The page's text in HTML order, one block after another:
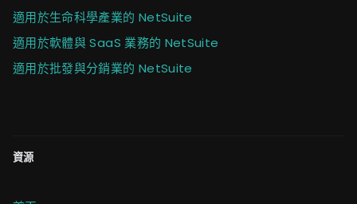
適用於生命科學產業的 NetSuite
適用於軟體與 SaaS 業務的 NetSuite
適用於批發與分銷業的 NetSuite
資源